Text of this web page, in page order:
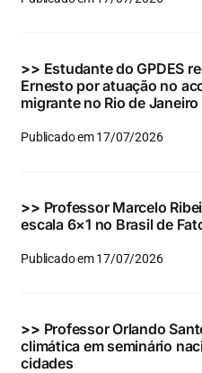
Eventos e Certificados
Buscar
para:
>> Estudante do GPDES
Ernesto por atuação no
migrante no Rio de Janeiro
Publicado em 17/07/2026
>> Professor Marcelo
escala 6×1 no Brasil de
Publicado em 17/07/2026
>> Professor Orlando
climática em seminário
cidades